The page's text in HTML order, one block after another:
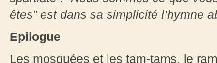
êtes” est dans sa simplicité l’hymne
Epilogue
Les mosquées et les tam-tams, le